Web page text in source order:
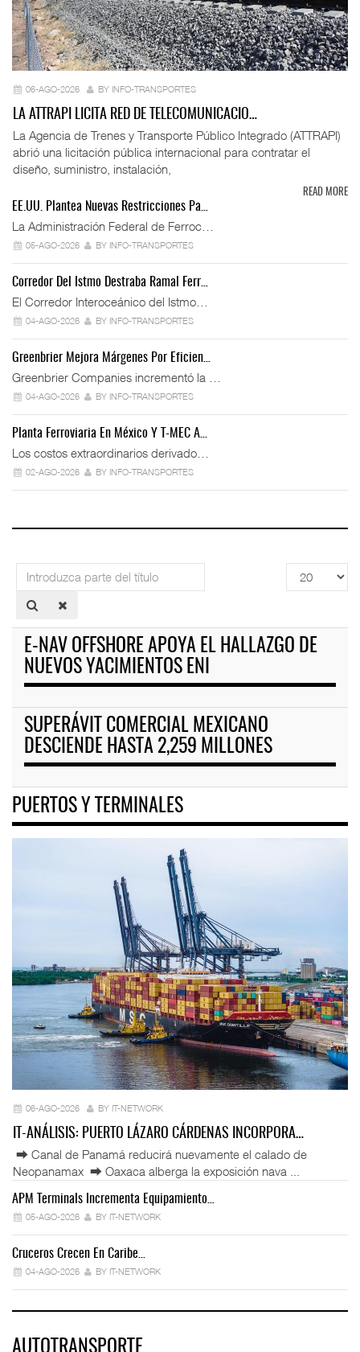
06-AGO-2026 BY INFO-TRANSPORTES
LA ATTRAPI LICITA RED DE TELECOMUNICACIO…
La Agencia de Trenes y Transporte Público Integrado (ATTRAPI)
abrió una licitación pública internacional para contratar el
diseño, suministro, instalación,
READ MORE
EE.UU. Plantea Nuevas Restricciones Pa…
La Administración Federal de Ferroc…
05-AGO-2026 BY INFO-TRANSPORTES
Corredor Del Istmo Destraba Ramal Ferr…
El Corredor Interoceánico del Istmo…
04-AGO-2026 BY INFO-TRANSPORTES
Greenbrier Mejora Márgenes Por Eficien…
Greenbrier Companies incrementó la …
04-AGO-2026 BY INFO-TRANSPORTES
Planta Ferroviaria En México Y T-MEC A…
Los costos extraordinarios derivado…
02-AGO-2026 BY INFO-TRANSPORTES
Introduzca
parte
del
Cantidad
a
E-NAV OFFSHORE APOYA EL HALLAZGO DE
NUEVOS YACIMIENTOS ENI
SUPERÁVIT COMERCIAL MEXICANO
DESCIENDE HASTA 2,259 MILLONES
PUERTOS Y TERMINALES
06-AGO-2026 BY IT-NETWORK
IT-ANÁLISIS: PUERTO LÁZARO CÁRDENAS INCORPORA…
⮕ Canal de Panamá reducirá nuevamente el calado de
Neopanamax ⮕ Oaxaca alberga la exposición nava ...
APM Terminals Incrementa Equipamiento…
05-AGO-2026 BY IT-NETWORK
Cruceros Crecen En Caribe…
04-AGO-2026 BY IT-NETWORK
AUTOTRANSPORTE